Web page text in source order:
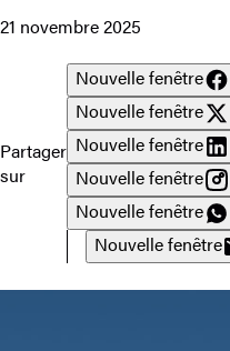
21 novembre 2025
Partager
sur
Nouvelle fenêtre
Nouvelle fenêtre
Nouvelle fenêtre
Nouvelle fenêtre
Nouvelle fenêtre
Nouvelle fenêtre